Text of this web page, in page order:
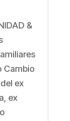
&
Cambio
ex
ex